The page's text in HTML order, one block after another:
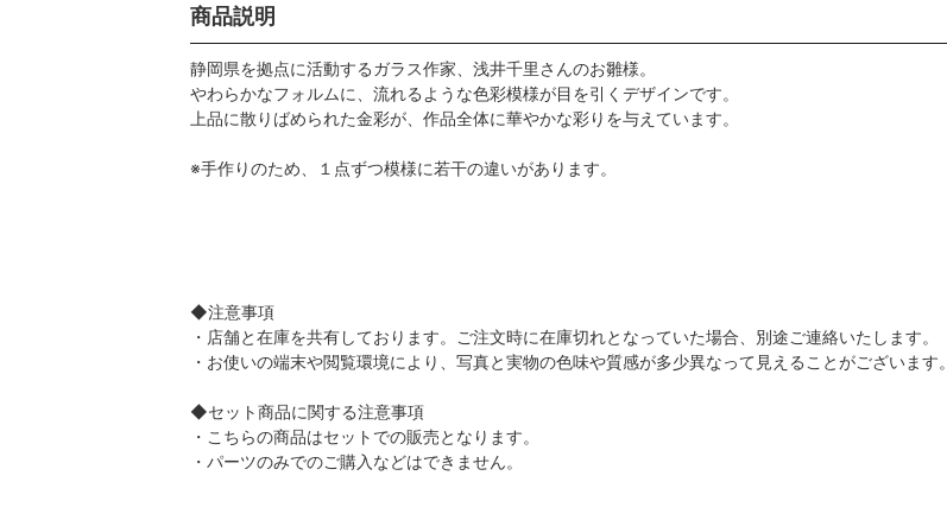
商品説明
静岡県を拠点に活動するガラス作家、浅井千里さんのお雛様。
やわらかなフォルムに、流れるような色彩模様が目を引くデザインです。
上品に散りばめられた金彩が、作品全体に華やかな彩りを与えています。
※手作りのため、１点ずつ模様に若干の違いがあります。
◆注意事項
・店舗と在庫を共有しております。ご注文時に在庫切れとなっていた場合、別途ご連絡いたします。
・お使いの端末や閲覧環境により、写真と実物の色味や質感が多少異なって見えることがございます。
◆セット商品に関する注意事項
・こちらの商品はセットでの販売となります。
・パーツのみでのご購入などはできません。